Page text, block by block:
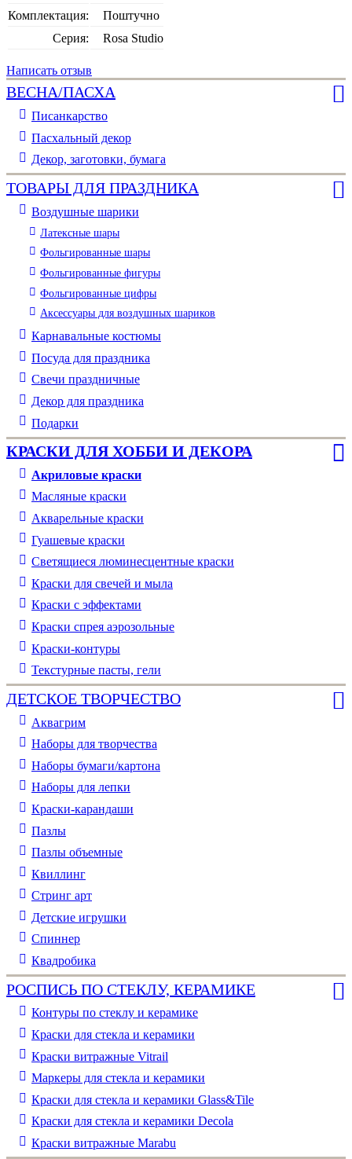
Комплектация:
Поштучно
Серия:
Rosa Studio
Написать отзыв
ВЕСНА/ПАСХА
Писанкарство
Пасхальный декор
Декор, заготовки, бумага
ТОВАРЫ ДЛЯ ПРАЗДНИКА
Воздушные шарики
Латексные шары
Фольгированные шары
Фольгированные фигуры
Фольгированные цифры
Аксессуары для воздушных шариков
Карнавальные костюмы
Посуда для праздника
Свечи праздничные
Декор для праздника
Подарки
КРАСКИ ДЛЯ ХОББИ И ДЕКОРА
Акриловые краски
Масляные краски
Акварельные краски
Гуашевые краски
Светящиеся люминесцентные краски
Краски для свечей и мыла
Краски с эффектами
Краски спрея аэрозольные
Краски-контуры
Текстурные пасты, гели
ДЕТСКОЕ ТВОРЧЕСТВО
Аквагрим
Наборы для творчества
Наборы бумаги/картона
Наборы для лепки
Краски-карандаши
Пазлы
Пазлы объемные
Квиллинг
Стринг арт
Детские игрушки
Спиннер
Квадробика
РОСПИСЬ ПО СТЕКЛУ, КЕРАМИКЕ
Контуры по стеклу и керамике
Краски для стекла и керамики
Краски витражные Vitrail
Маркеры для стекла и керамики
Краски для стекла и керамики Glass&Tile
Краски для стекла и керамики Decola
Краски витражные Marabu